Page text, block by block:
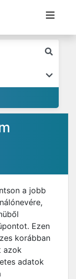
a jobb
Ezen
korábban
azok
adatok